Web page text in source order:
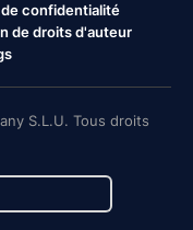
confidentialité
de droits d'auteur
S.L.U. Tous droits